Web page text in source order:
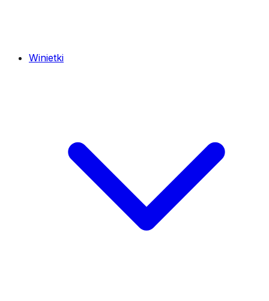
Winietki